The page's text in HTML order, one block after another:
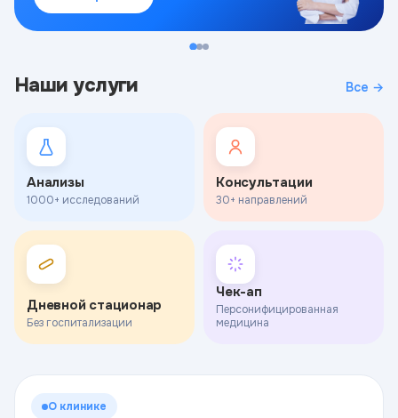
Наши услуги Все →
Анализы
1000+ исследований
Консультации
30+ направлений
Дневной стационар
Без госпитализации
Чек-ап
Персонифицированная
медицина
О клинике